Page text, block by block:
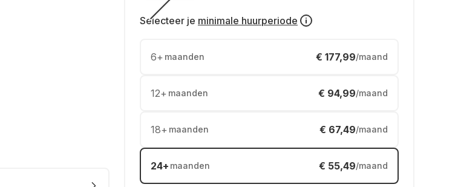
Selecteer je minimale huurperiode
6+ maanden € 177,99/maand
12+ maanden € 94,99/maand
18+ maanden € 67,49/maand
24+ maanden € 55,49/maand